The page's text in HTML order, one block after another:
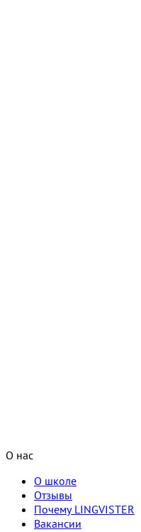
О нас
О школе
Отзывы
Почему LINGVISTER
Вакансии